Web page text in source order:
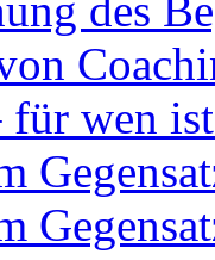
wen